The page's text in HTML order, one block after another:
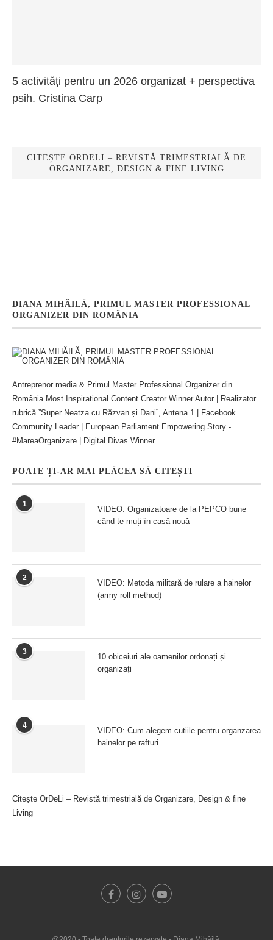
5 activități pentru un 2026 organizat + perspectiva
psih. Cristina Carp
CITEȘTE ORDELI – REVISTĂ TRIMESTRIALĂ DE
ORGANIZARE, DESIGN & FINE LIVING
DIANA MIHĂILĂ, PRIMUL MASTER PROFESSIONAL
ORGANIZER DIN ROMÂNIA
Antreprenor media & Primul Master Professional Organizer din
România Most Inspirational Content Creator Winner Autor | Realizator
rubrică ”Super Neatza cu Răzvan și Dani”, Antena 1 | Facebook
Community Leader | European Parliament Empowering Story -
#MareaOrganizare | Digital Divas Winner
POATE ȚI-AR MAI PLĂCEA SĂ CITEȘTI
1
VIDEO: Organizatoare de la PEPCO bune
când te muți în casă nouă
2
VIDEO: Metoda militară de rulare a hainelor
(army roll method)
3
10 obiceiuri ale oamenilor ordonați și
organizați
4
VIDEO: Cum alegem cutiile pentru organzarea
hainelor pe rafturi
Citește OrDeLi – Revistă trimestrială de Organizare, Design & fine
Living